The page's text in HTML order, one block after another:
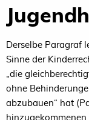
Derselbe Paragraf
Sinne der
„die
ohne
abzubauen“ hat
hinzugekommenen